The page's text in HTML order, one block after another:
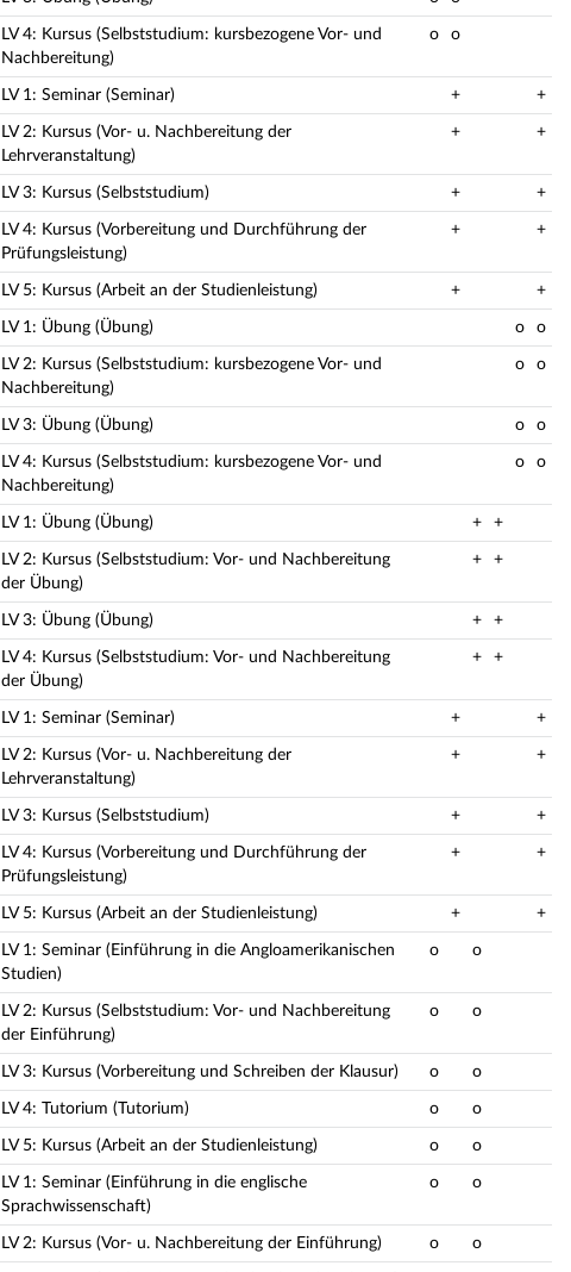
LV 4: Kursus (Selbststudium: kursbezogene Vor- und
Nachbereitung)
o o
LV 1: Seminar (Seminar) + +
LV 2: Kursus (Vor- u. Nachbereitung der
Lehrveranstaltung)
+ +
LV 3: Kursus (Selbststudium) + +
LV 4: Kursus (Vorbereitung und Durchführung der
Prüfungsleistung)
+ +
LV 5: Kursus (Arbeit an der Studienleistung) + +
LV 1: Übung (Übung) o o
LV 2: Kursus (Selbststudium: kursbezogene Vor- und
Nachbereitung)
o o
LV 3: Übung (Übung) o o
LV 4: Kursus (Selbststudium: kursbezogene Vor- und
Nachbereitung)
o o
LV 1: Übung (Übung) + +
LV 2: Kursus (Selbststudium: Vor- und Nachbereitung
der Übung)
+ +
LV 3: Übung (Übung) + +
LV 4: Kursus (Selbststudium: Vor- und Nachbereitung
der Übung)
+ +
LV 1: Seminar (Seminar) + +
LV 2: Kursus (Vor- u. Nachbereitung der
Lehrveranstaltung)
+ +
LV 3: Kursus (Selbststudium) + +
LV 4: Kursus (Vorbereitung und Durchführung der
Prüfungsleistung)
+ +
LV 5: Kursus (Arbeit an der Studienleistung) + +
LV 1: Seminar (Einführung in die Angloamerikanischen
Studien)
o o
LV 2: Kursus (Selbststudium: Vor- und Nachbereitung
der Einführung)
o o
LV 3: Kursus (Vorbereitung und Schreiben der Klausur) o o
LV 4: Tutorium (Tutorium) o o
LV 5: Kursus (Arbeit an der Studienleistung) o o
LV 1: Seminar (Einführung in die englische
Sprachwissenschaft)
o o
LV 2: Kursus (Vor- u. Nachbereitung der Einführung) o o